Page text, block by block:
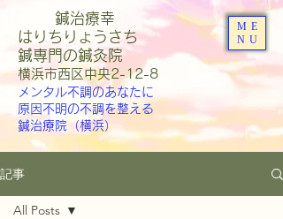
ME
NU
鍼治療幸
はりちりょうさち
​鍼専門の鍼灸院
​横浜市西区中央2-12-8
メンタル不調のあなたに
原因不明の不調を整える
鍼治療院（横浜）
記事
All Posts